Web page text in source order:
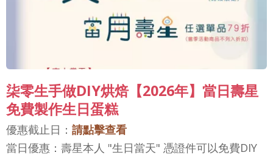
柒零生手做DIY烘焙【2026年】當日壽星
免費製作生日蛋糕
優惠截止日： 請點擊查看
當日優惠：壽星本人 "生日當天" 憑證件可以免費DIY